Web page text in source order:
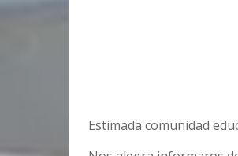
Estimada comunidad